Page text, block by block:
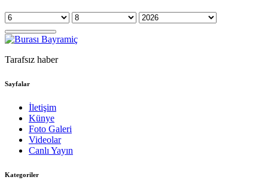
Tarafsız haber
Sayfalar
İletişim
Künye
Foto Galeri
Videolar
Canlı Yayın
Kategoriler